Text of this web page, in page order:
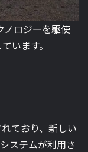
ノロジーを駆使
います。
ており、新しい
ステムが利用さ